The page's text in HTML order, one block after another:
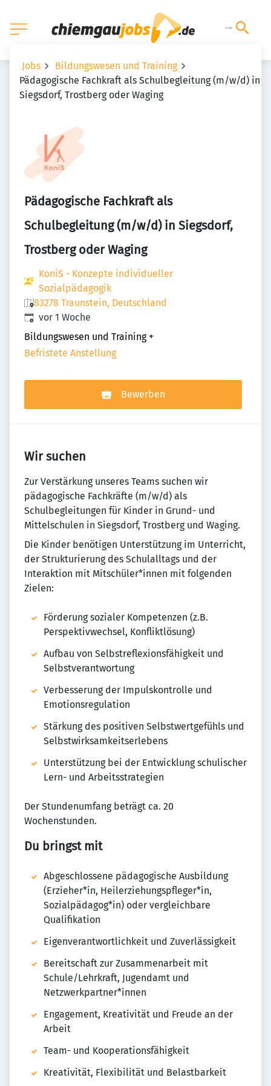
Jobs
Bildungswesen und Training
Pädagogische Fachkraft als Schulbegleitung (m/w/d) in
Siegsdorf, Trostberg oder Waging
Pädagogische Fachkraft als
Schulbegleitung (m/w/d) in Siegsdorf,
Trostberg oder Waging
KoniS - Konzepte individueller
Sozialpädagogik
83278 Traunstein, Deutschland
Veröffentlicht:
vor 1 Woche
Bildungswesen und Training +
Befristete Anstellung
Bewerben
Wir suchen
Zur Verstärkung unseres Teams suchen wir
pädagogische Fachkräfte (m/w/d) als
Schulbegleitungen für Kinder in Grund- und
Mittelschulen in Siegsdorf, Trostberg und Waging.
Die Kinder benötigen Unterstützung im Unterricht,
der Strukturierung des Schulalltags und der
Interaktion mit Mitschüler*innen mit folgenden
Zielen:
Förderung sozialer Kompetenzen (z.B.
Perspektivwechsel, Konfliktlösung)
Aufbau von Selbstreflexionsfähigkeit und
Selbstverantwortung
Verbesserung der Impulskontrolle und
Emotionsregulation
Stärkung des positiven Selbstwertgefühls und
Selbstwirksamkeitserlebens
Unterstützung bei der Entwicklung schulischer
Lern- und Arbeitsstrategien
Der Stundenumfang beträgt ca. 20
Wochenstunden.
Du bringst mit
Abgeschlossene pädagogische Ausbildung
(Erzieher*in, Heilerziehungspfleger*in,
Sozialpädagog*in) oder vergleichbare
Qualifikation
Eigenverantwortlichkeit und Zuverlässigkeit
Bereitschaft zur Zusammenarbeit mit
Schule/Lehrkraft, Jugendamt und
Netzwerkpartner*innen
Engagement, Kreativität und Freude an der
Arbeit
Team- und Kooperationsfähigkeit
Kreativität, Flexibilität und Belastbarkeit